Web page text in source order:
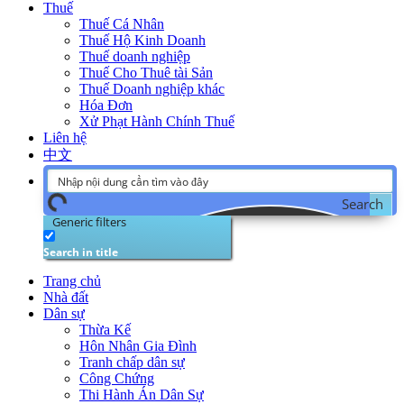
Thuế
Thuế Cá Nhân
Thuế Hộ Kinh Doanh
Thuế doanh nghiệp
Thuế Cho Thuê tài Sản
Thuế Doanh nghiệp khác
Hóa Đơn
Xử Phạt Hành Chính Thuế
Liên hệ
中文
Search
Generic filters
Search in title
Trang chủ
Nhà đất
Dân sự
Thừa Kế
Hôn Nhân Gia Đình
Tranh chấp dân sự
Công Chứng
Thi Hành Án Dân Sự